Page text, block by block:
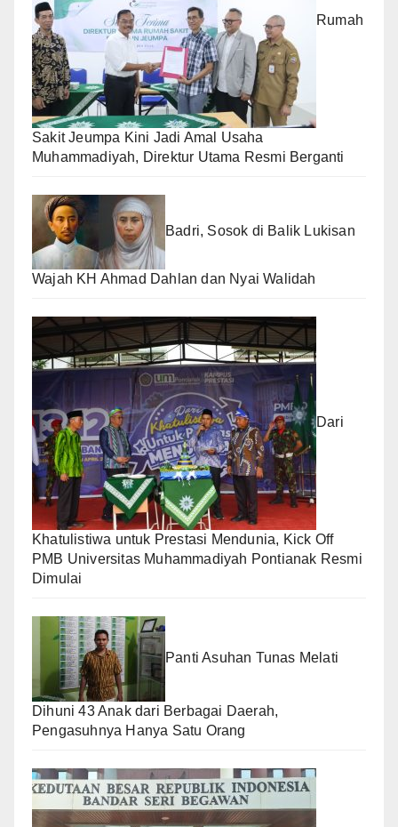
Rumah
Sakit Jeumpa Kini Jadi Amal Usaha
Muhammadiyah, Direktur Utama Resmi Berganti
Badri, Sosok di Balik Lukisan
Wajah KH Ahmad Dahlan dan Nyai Walidah
Dari
Khatulistiwa untuk Prestasi Mendunia, Kick Off
PMB Universitas Muhammadiyah Pontianak Resmi
Dimulai
Panti Asuhan Tunas Melati
Dihuni 43 Anak dari Berbagai Daerah,
Pengasuhnya Hanya Satu Orang